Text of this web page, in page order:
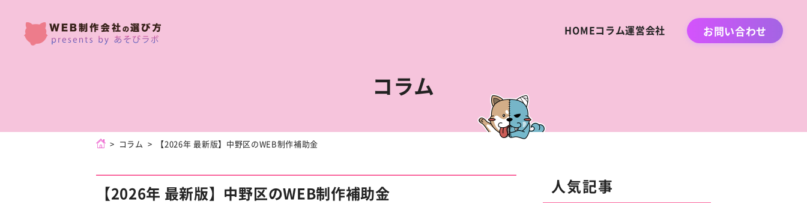
HOMEコラム運営会社 お問い合わせ
コラム
コラム 【2026年 最新版】中野区のWEB制作補助金
【2026年 最新版】中野区のWEB制作補助金 人気記事